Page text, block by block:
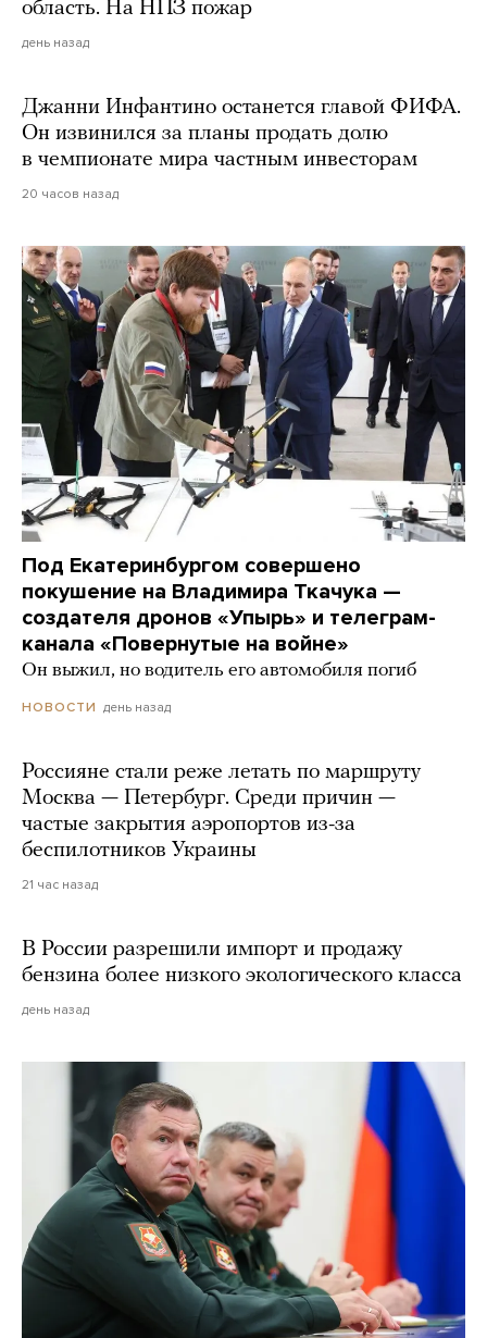
область. На НПЗ пожар
день назад
Джанни Инфантино останется главой ФИФА.
Он извинился за планы продать долю
в чемпионате мира частным инвесторам
20 часов назад
Под Екатеринбургом совершено
покушение на Владимира Ткачука —
создателя дронов «Упырь» и телеграм-
канала «Повернутые на войне»
Он выжил, но водитель его автомобиля погиб
НОВОСТИ день назад
Россияне стали реже летать по маршруту
Москва — Петербург. Среди причин —
частые закрытия аэропортов из-за
беспилотников Украины
21 час назад
В России разрешили импорт и продажу
бензина более низкого экологического класса
день назад